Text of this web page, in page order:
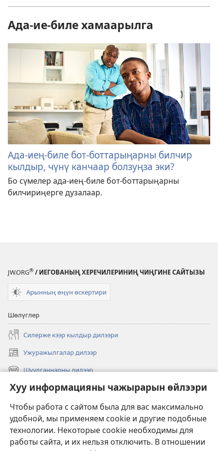
Хуу информацияны чажырарын өйлээри
Чтобы работа с сайтом была для вас максимально
удобной, мы применяем cookie и другие подобные
технологии. Некоторые cookie необходимы для
работы сайта, и их нельзя отключить. В отношении
Ада-ие-биле хамаарылга
Ада-иең-биле бот-боттарыңарны билчир
кылдыр, чүнү канчаар болзуңза эки?
Бо сүмелер ада-иең-биле бот-боттарыңарны
билчириңерге дузалаар.
JW.ORG® / ИЕГОВАНЫҢ ХЕРЕЧИЛЕРИНИҢ ЧИҢГИНЕ САЙТЫЗЫ
Арынның өңүн өскертири
Шөлүглер
Силерже кээр кылдыр дилээри
Ужуражылгалар дилээр
(opens
new Шуулганнарны дилээр
(opens
new
window)
Чаа
Видеолар
Дилээшкин
Өргүлдер